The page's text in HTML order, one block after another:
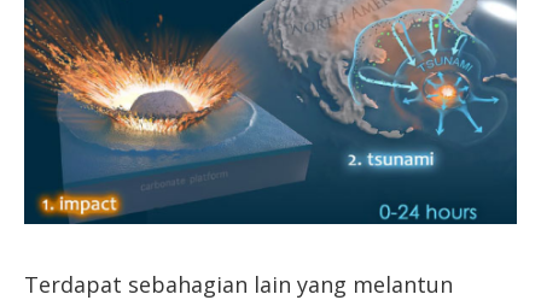
Terdapat sebahagian lain yang melantun